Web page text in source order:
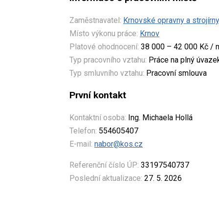
Zaměstnavatel: Krnovské opravny a
Místo výkonu práce: Krnov
Platové ohodnocení: 38 000 – 42 000 Kč /
Typ pracovního vztahu: Práce na plný
Typ smluvního vztahu: Pracovní smlouva
První kontakt
Kontaktní osoba: Ing. Michaela Hollá
Telefon: 554605407
E-mail: nabor@kos.cz
Referenční číslo ÚP: 33197540737
Poslední aktualizace: 27. 5. 2026